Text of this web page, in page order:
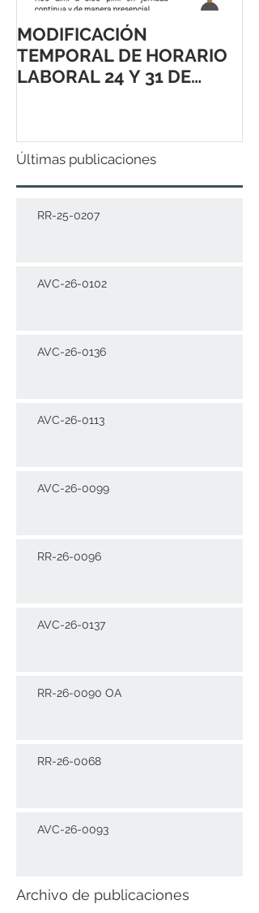
MODIFICACIÓN
TEMPORAL DE HORARIO
LABORAL 24 Y 31 DE
Últimas publicaciones
RR-25-0207
AVC-26-0102
AVC-26-0136
AVC-26-0113
AVC-26-0099
RR-26-0096
AVC-26-0137
RR-26-0090 OA
RR-26-0068
AVC-26-0093
Archivo de publicaciones